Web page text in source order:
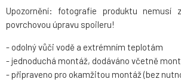
Upozornění: fotografie produktu nemusí
povrchovou úpravu spoileru!
- odolný vůči vodě a extrémním teplotám
- jednoduchá montáž, dodáváno včetně
- připraveno pro okamžitou montáž (bez